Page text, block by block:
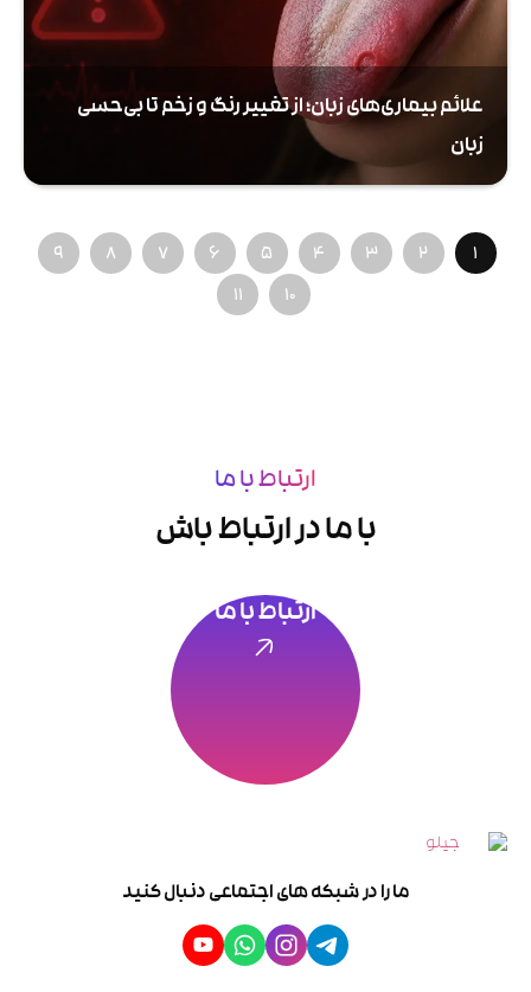
علائم بیماری‌های زبان؛ از تغییر رنگ و زخم تا بی‌حسی
زبان
1
2
3
4
5
6
7
8
9
10
11
ارتباط با ما
با ما در ارتباط باش
ارتباط با ما
ما را در شبکه های اجتماعی دنبال کنید